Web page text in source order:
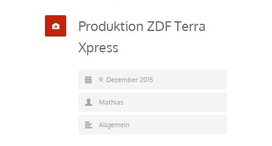
Produktion ZDF Terra
Xpress
9. Dezember 2015
Mathias
Allgemein